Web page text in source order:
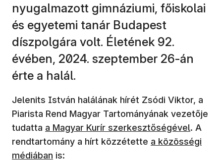
nyugalmazott gimnáziumi, főiskolai
és egyetemi tanár Budapest
díszpolgára volt. Életének 92.
évében, 2024. szeptember 26-án
érte a halál.
Jelenits István halálának hírét Zsódi Viktor, a
Piarista Rend Magyar Tartományának vezetője
tudatta (új ablakban nyílik meg)
a Magyar Kurír szerkesztőségével. A
rendtartomány a hírt közzétette (új ablakban
a közösségi
médiában is: